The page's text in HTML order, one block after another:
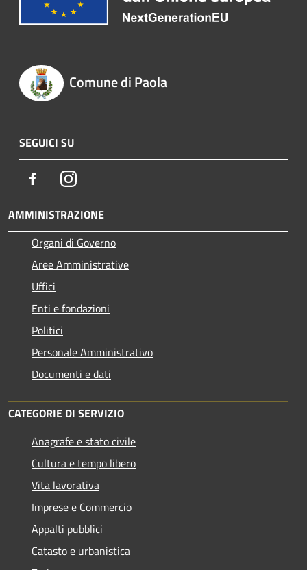
Comune di Paola
SEGUICI SU
FacebookInstagram
AMMINISTRAZIONE
Organi di Governo
Aree Amministrative
Uffici
Enti e fondazioni
Politici
Personale Amministrativo
Documenti e dati
CATEGORIE DI SERVIZIO
Anagrafe e stato civile
Cultura e tempo libero
Vita lavorativa
Imprese e Commercio
Appalti pubblici
Catasto e urbanistica